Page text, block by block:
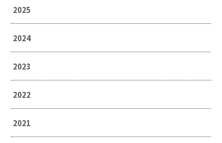
2025
2024
2023
2022
2021